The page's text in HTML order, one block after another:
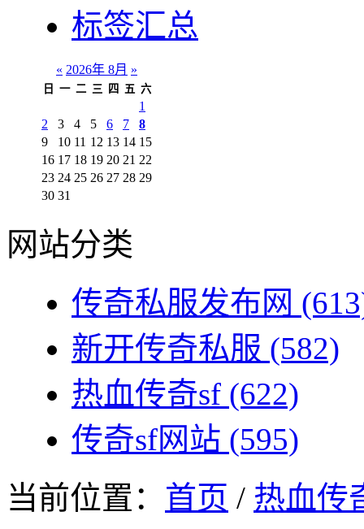
标签汇总
« 2026年 8月 »
日 一 二 三 四 五 六
1
2
3 4 5 6 7
8
9
10 11 12 13 14 15
16 17 18 19 20 21 22
23 24 25 26 27 28 29
30 31
网站分类
传奇私服发布网
新开传奇私服 (582)
热血传奇sf (622)
传奇sf网站 (595)
当前位置： 首页 / 热血传